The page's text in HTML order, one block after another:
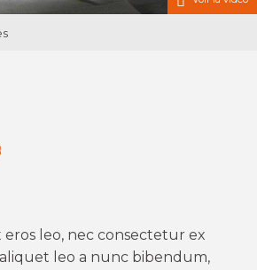
aux favoris
leo, nec consectetur ex
leo a nunc bibendum,